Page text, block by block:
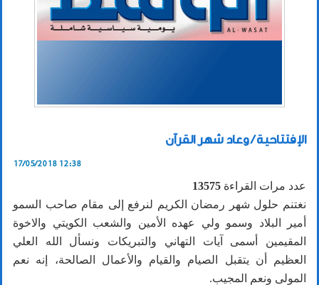
الإفتتاحية / وعاد شهر القرآن
17/05/2018 12:38
عدد مرات القراءة 13575
نغتنم حلول شهر رمضان الكريم لنرفع إلى مقام صاحب السمو
أمير البلاد وسمو ولي عهده الأمين والشعب الكويتي والاخوة
المقيمين أسمى آيات التهاني والتبريكات ونسأل الله العلي
العظيم أن يتقبل الصيام والقيام والأعمال الصالحة، إنه نعم
المولى ونعم المجيب.